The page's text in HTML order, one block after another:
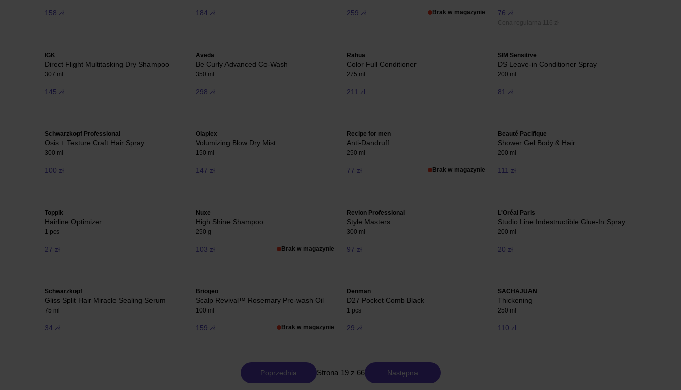
158 zł 184 zł 259 zł Brak w magazynie 76 zł
Cena regularna 116 zł
IGK
Direct Flight Multitasking Dry Shampoo
307 ml
145 zł
Aveda
Be Curly Advanced Co-Wash
350 ml
298 zł
Rahua
Color Full Conditioner
275 ml
211 zł
SIM Sensitive
DS Leave-in Conditioner Spray
200 ml
81 zł
Schwarzkopf Professional
Osis + Texture Craft Hair Spray
300 ml
100 zł
Olaplex
Volumizing Blow Dry Mist
150 ml
147 zł
Recipe for men
Anti-Dandruff
250 ml
77 zł Brak w magazynie
Beauté Pacifique
Shower Gel Body & Hair
200 ml
111 zł
Toppik
Hairline Optimizer
1 pcs
27 zł
Nuxe
High Shine Shampoo
250 g
103 zł Brak w magazynie
Revlon Professional
Style Masters
300 ml
97 zł
L'Oréal Paris
Studio Line Indestructible Glue-In Spray
200 ml
20 zł
Schwarzkopf
Gliss Split Hair Miracle Sealing Serum
75 ml
34 zł
Briogeo
Scalp Revival™ Rosemary Pre-wash Oil
100 ml
159 zł Brak w magazynie
Denman
D27 Pocket Comb Black
1 pcs
29 zł
SACHAJUAN
Thickening
250 ml
110 zł
Poprzednia Strona 19 z 66 Następna